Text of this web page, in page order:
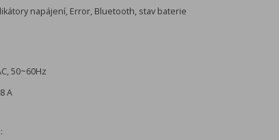
napájení, Error, Bluetooth, stav baterie
50~60Hz
A